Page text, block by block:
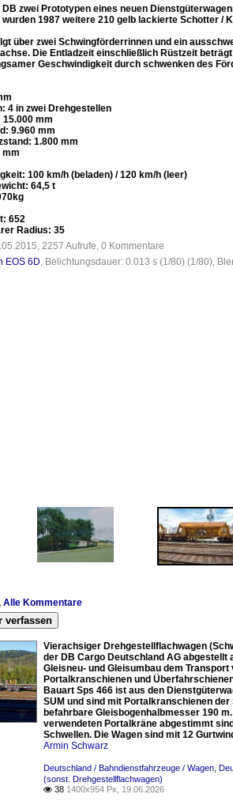
zwei Prototypen eines neuen
wurden 1987 weitere 210 gelb lackierte Schotter /
über zwei Schwingförderrinnen und ein
Die Entladzeit einschließlich Rüstzeit
Geschwindigkeit durch schwenken des
4 in zwei Drehgestellen
15.000 mm
9.960 mm
1.800 mm
mm
100 km/h (beladen) / 120 km/h (leer)
64,5 t
652
Radius: 35
2257 Aufrufe, 0 Kommentare
EOS 6D, Belichtungsdauer: 0.013 s (1/80) (1/80),
Alle Kommentare
verfassen
Vierachsiger Drehgestellflachwagen
der DB Cargo Deutschland AG abgestellt
Gleisneu- und Gleisumbau dem
Portalkranschienen und
Bauart Sps 466 ist aus den
SUM und sind mit Portalkranschienen
befahrbare Gleisbogenhalbmesser 190
verwendeten Portalkräne abgestimmt
Schwellen. Die Wagen sind mit 12
Armin Schwarz
Deutschland / Bahndienstfahrzeuge / Wagen
(sonst. Drehgestellflachwagen)
 38 1400x954 Px, 19.06.2026